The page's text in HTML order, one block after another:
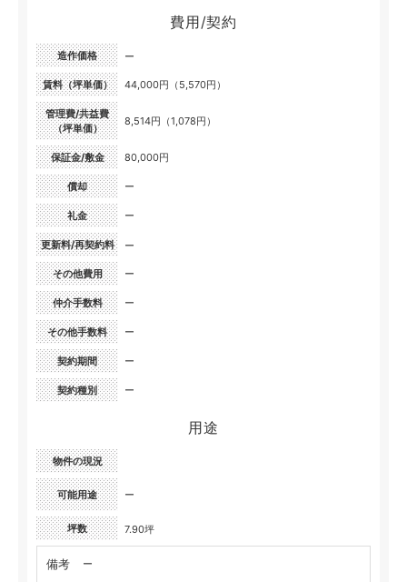
費用/契約
造作価格 ー
賃料（坪単価） 44,000円（5,570円）
管理費/共益費
（坪単価）
8,514円（1,078円）
保証金/敷金 80,000円
償却 ー
礼金 ー
更新料/再契約料 ー
その他費用 ー
仲介手数料 ー
その他手数料 ー
契約期間 ー
契約種別 ー
用途
物件の現況
可能用途 ー
坪数 7.90坪
備考 ー